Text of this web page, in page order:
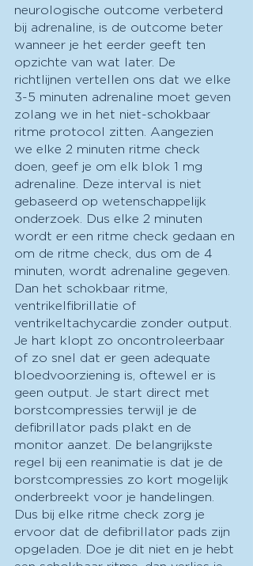
neurologische outcome verbeterd
bij adrenaline, is de outcome beter
wanneer je het eerder geeft ten
opzichte van wat later. De
richtlijnen vertellen ons dat we elke
3-5 minuten adrenaline moet geven
zolang we in het niet-schokbaar
ritme protocol zitten. Aangezien
we elke 2 minuten ritme check
doen, geef je om elk blok 1 mg
adrenaline. Deze interval is niet
gebaseerd op wetenschappelijk
onderzoek. Dus elke 2 minuten
wordt er een ritme check gedaan en
om de ritme check, dus om de 4
minuten, wordt adrenaline gegeven.
Dan het schokbaar ritme,
ventrikelfibrillatie of
ventrikeltachycardie zonder output.
Je hart klopt zo oncontroleerbaar
of zo snel dat er geen adequate
bloedvoorziening is, oftewel er is
geen output. Je start direct met
borstcompressies terwijl je de
defibrillator pads plakt en de
monitor aanzet. De belangrijkste
regel bij een reanimatie is dat je de
borstcompressies zo kort mogelijk
onderbreekt voor je handelingen.
Dus bij elke ritme check zorg je
ervoor dat de defibrillator pads zijn
opgeladen. Doe je dit niet en je hebt